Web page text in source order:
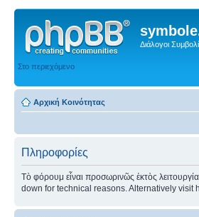
Διάλογοι
Στο περιεχόμενο
Αρχική Κοινότητας
Πληροφορίες
Τὸ φόρουμ εἶναι προσωρινῶς ἐκτὸς
down for technical reasons. Alternatively visit